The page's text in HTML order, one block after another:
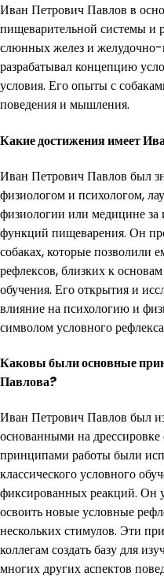
Иван Петрович Павлов в
пищеварительной системы и
слюнных желез и желудочно-
разрабатывал концепцию
условия. Его опыты с
поведения и мышления.
Какие достижения имеет
Иван Петрович Павлов был
физиологом и психологом,
физиологии или медицине за
функций пищеварения. Он
собаках, которые позволили
рефлексов, близких к
обучения. Его открытия и
влияние на психологию и
символом условного
Каковы были основные
Павлова?
Иван Петрович Павлов был
основанными на
принципами работы были
классического условного
фиксированных реакций. Он
освоить новые условные
нескольких стимулов. Эти
коллегам создать базу для
многих других аспектов